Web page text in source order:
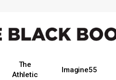
The
Athletic
Imagine55